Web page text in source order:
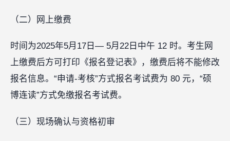
（二）网上缴费
时间为2025年5月17日— 5月22日中午 12 时。考生网
上缴费后方可打印《报名登记表》，缴费后将不能修改
报名信息。“申请-考核”方式报名考试费为 80 元，“硕
博连读”方式免缴报名考试费。
（三）现场确认与资格初审